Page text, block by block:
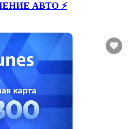
АВТО ⚡